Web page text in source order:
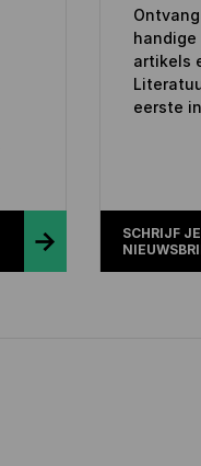
artikels
eerste
SCHRIJF